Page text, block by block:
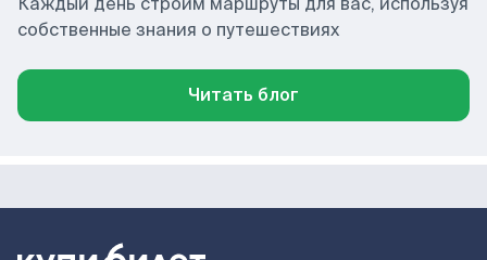
собственные знания о путешествиях
Читать блог